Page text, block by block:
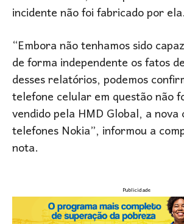
incidente não foi fabricado por ela.
“Embora não tenhamos sido
de forma independente os fatos
desses relatórios, podemos
telefone celular em questão não
vendido pela HMD Global, a nova
telefones Nokia”, informou a
nota.
Publicidade